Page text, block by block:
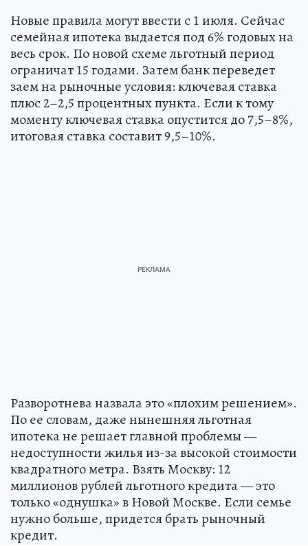
Новые правила могут ввести с 1 июля. Сейчас
семейная ипотека выдается под 6% годовых на
весь срок. По новой схеме льготный период
ограничат 15 годами. Затем банк переведет
заем на рыночные условия: ключевая ставка
плюс 2–2,5 процентных пункта. Если к тому
моменту ключевая ставка опустится до 7,5–8%,
итоговая ставка составит 9,5–10%.
Разворотнева назвала это «плохим решением».
По ее словам, даже нынешняя льготная
ипотека не решает главной проблемы —
недоступности жилья из-за высокой стоимости
квадратного метра. Взять Москву: 12
миллионов рублей льготного кредита — это
только «однушка» в Новой Москве. Если семье
нужно больше, придется брать рыночный
кредит.